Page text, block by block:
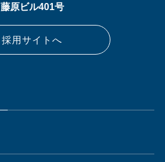
藤原ビル401号
採用サイトへ